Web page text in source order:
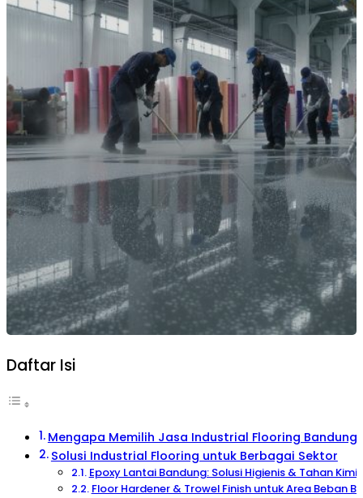
Daftar Isi
Mengapa Memilih Jasa Industrial Flooring Bandung
Solusi Industrial Flooring untuk Berbagai Sektor
Epoxy Lantai Bandung: Solusi Higienis & Tahan
Floor Hardener & Trowel Finish untuk Area Beban